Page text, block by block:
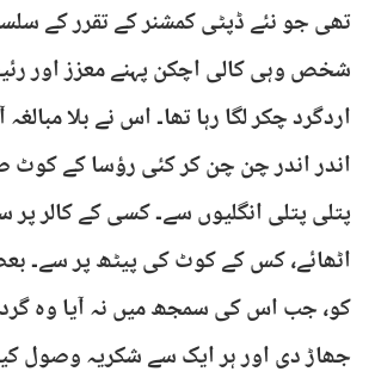
تھی جو نئے ڈپٹی کمشنر کے تقرر کے
شخص وہی کالی اچکن پہنے معزز اور
اردگرد چکر لگا رہا تھا۔ اس نے بلا
اندر اندر چن چن کر کئی رؤسا کے کوٹ
پتلی پتلی انگلیوں سے۔ کسی کے کالر
اٹھائے، کس کے کوٹ کی پیٹھ پر سے۔
کو، جب اس کی سمجھ میں نہ آیا وہ
جھاڑ دی اور ہر ایک سے شکریہ وصول